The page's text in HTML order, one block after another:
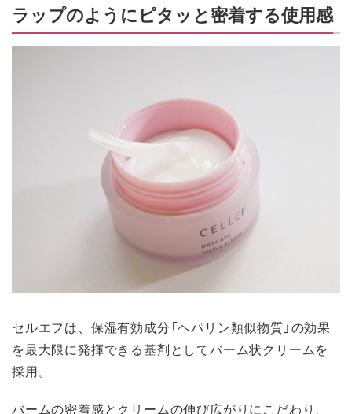
ラップのようにピタッと密着する使用感
セルエフは、保湿有効成分「ヘパリン類似物質」の効果
を最大限に発揮できる基剤としてバーム状クリームを
採用。
バームの密着感とクリームの伸び広がりにこだわり、